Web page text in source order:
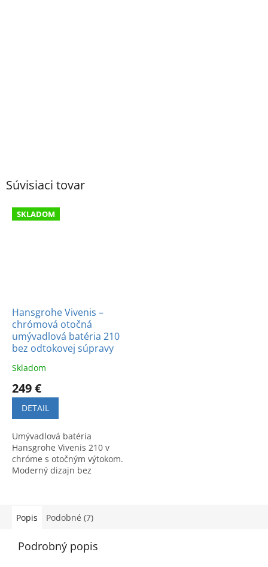
Súvisiaci tovar
SKLADOM
Hansgrohe Vivenis –
chrómová otočná
umývadlová batéria 210
bez odtokovej súpravy
Skladom
249 €
DETAIL
Umývadlová batéria
Hansgrohe Vivenis 210 v
chróme s otočným výtokom.
Moderný dizajn bez
Popis Podobné (7)
Podrobný popis